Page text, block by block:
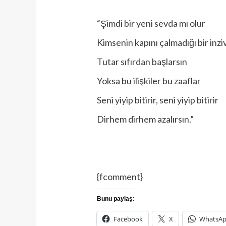
“Şimdi bir yeni sevda mı olur
Kimsenin kapını çalmadığı bir
Tutar sıfırdan başlarsın
Yoksa bu ilişkiler bu zaaflar
Seni yiyip bitirir, seni yiyip bitirir
Dirhem dirhem azalırsın.”
{fcomment}
Bunu paylaş:
Facebook X